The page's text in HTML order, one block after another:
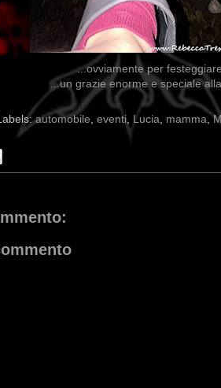
...ovviamente per
...un grazie enorme e speciale
automobile, eventi, Lucia, mamma,